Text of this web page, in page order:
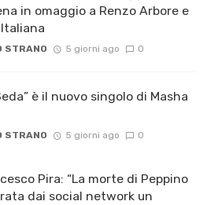
in omaggio a Renzo Arbore e
STRANO 5 giorni ago 0
è il nuovo singolo di Masha
STRANO 5 giorni ago 0
Pira: “La morte di Peppino
dai social network un